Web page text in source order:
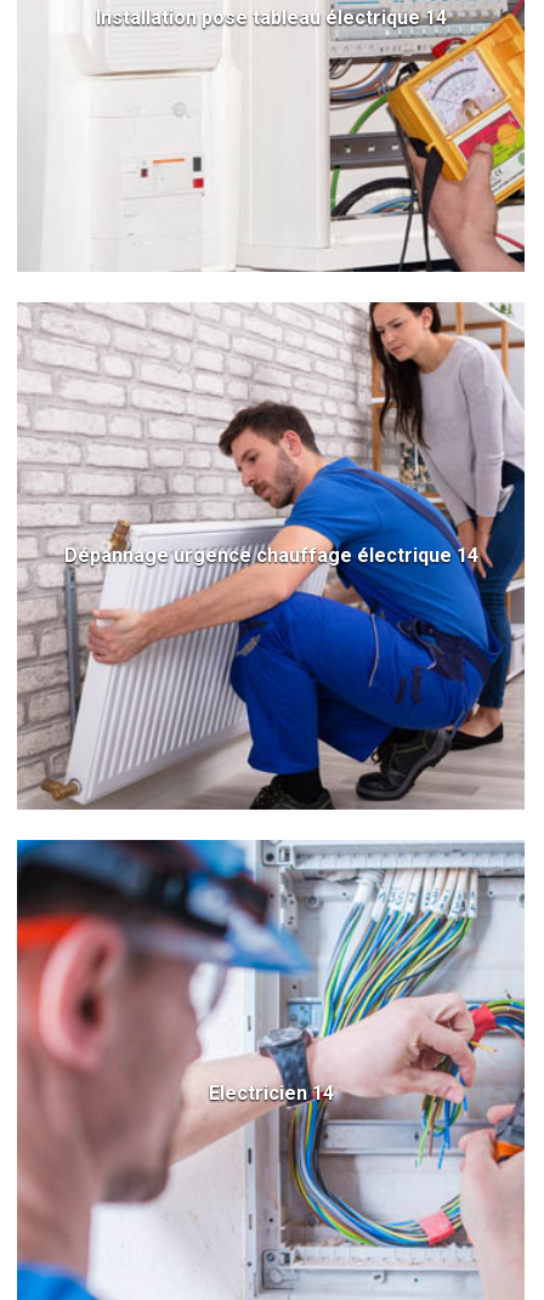
Installation pose tableau électrique 14
Dépannage urgence chauffage électrique 14
Electricien 14